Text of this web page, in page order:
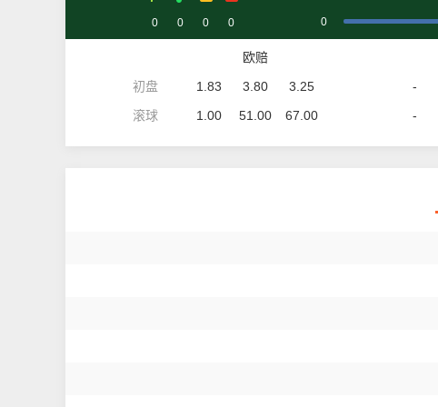
0 0 0 0 0
初盘
滚球
欧赔
1.83
3.80
3.25
1.00
51.00 67.00
-
-